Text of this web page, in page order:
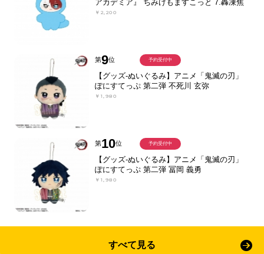
アカデミア』 ちみけもますこっと 7.轟凍焦
￥2,200
第9位
【グッズ-ぬいぐるみ】アニメ「鬼滅の刃」
ぽにすてっぷ 第二弾 不死川 玄弥
￥1,980
予約受付中
第10位
【グッズ-ぬいぐるみ】アニメ「鬼滅の刃」
ぽにすてっぷ 第二弾 冨岡 義勇
￥1,980
予約受付中
すべて見る